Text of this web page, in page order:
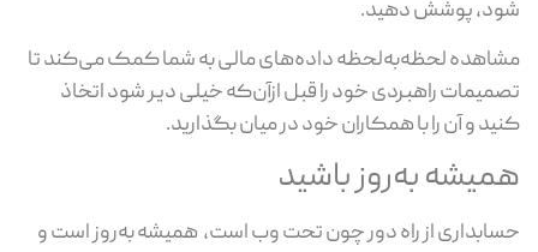
شود، پوشش دهید.
مشاهده لحظه‌به‌لحظه داده‌های مالی به شما کمک می‌کند تا
تصمیمات راهبردی خود را قبل ازآن‌که خیلی دیر شود اتخاذ
کنید و آن را با همکاران خود در میان بگذارید.
همیشه به‌روز باشید
حسابداری از راه دور چون تحت وب است، همیشه به‌روز است و